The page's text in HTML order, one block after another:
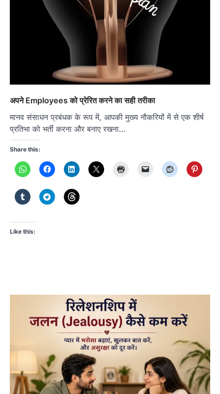
अपने Employees को प्रेरित करने का सही तरीका
मानव संसाधन प्रबंधक के रूप में, आपकी मुख्य नौकरियों में से एक शीर्ष
प्रतिभा को भर्ती करना और बनाए रखना…
Share this:
Like this: